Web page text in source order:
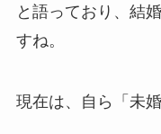
と語っており、結
すね。
現在は、自ら「未